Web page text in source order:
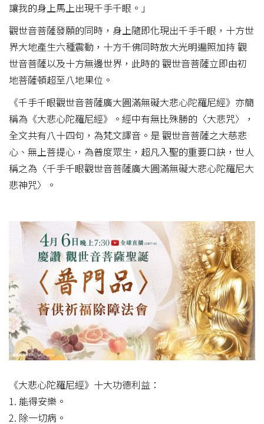
讓我的身上馬上出現千手千眼。」
觀世音菩薩發願的同時，身上隨即化現出千手千眼，十方世
界大地產生六種震動，十方千佛同時放大光明遍照加持 觀
世音菩薩以及十方無邊世界，此時的 觀世音菩薩立即由初
地菩薩頓超至八地果位。
《千手千眼觀世音菩薩廣大圓滿無礙大悲心陀羅尼經》亦簡
稱為《大悲心陀羅尼經》。經中有無比殊勝的〈大悲咒〉，
全文共有八十四句，為梵文譯音。是 觀世音菩薩之大慈悲
心、無上菩提心，為普度眾生，超凡入聖的重要口訣，世人
稱之為〈千手千眼觀世音菩薩廣大圓滿無礙大悲心陀羅尼大
悲神咒〉。
《大悲心陀羅尼經》十大功德利益：
1. 能得安樂。
2. 除一切病。